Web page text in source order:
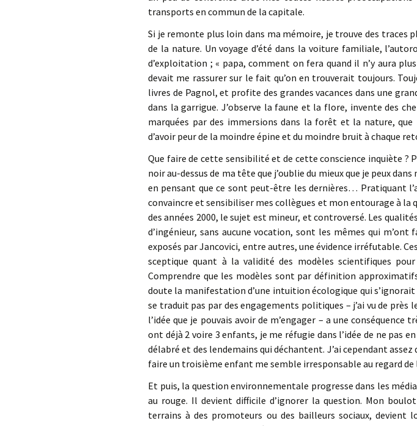
transports en commun de la capitale.
Si je remonte plus loin dans ma mémoire, je trouve des
de la nature. Un voyage d’été dans la voiture familiale,
d’exploitation ; « papa, comment on fera quand il n’y aura
devait me rassurer sur le fait qu’on en trouverait toujours.
livres de Pagnol, et profite des grandes vacances dans une
dans la garrigue. J’observe la faune et la flore, invente des
marquées par des immersions dans la forêt et la nature,
d’avoir peur de la moindre épine et du moindre bruit à chaque
Que faire de cette sensibilité et de cette conscience inquiète ?
noir au-dessus de ma tête que j’oublie du mieux que je peux
en pensant que ce sont peut-être les dernières… Pratiquant
convaincre et sensibiliser mes collègues et mon entourage à la
des années 2000, le sujet est mineur, et controversé. Les
d’ingénieur, sans aucune vocation, sont les mêmes qui
exposés par Jancovici, entre autres, une évidence irréfutable.
sceptique quant à la validité des modèles scientifiques
Comprendre que les modèles sont par définition
doute la manifestation d’une intuition écologique qui s’ignorait
se traduit pas par des engagements politiques – j’ai vu de
l’idée que je pouvais avoir de m’engager – a une
ont déjà 2 voire 3 enfants, je me réfugie dans l’idée de ne pas
délabré et des lendemains qui déchantent. J’ai cependant
faire un troisième enfant me semble irresponsable au regard de
Et puis, la question environnementale progresse dans les
au rouge. Il devient difficile d’ignorer la question. Mon
terrains à des promoteurs ou des bailleurs sociaux, devient